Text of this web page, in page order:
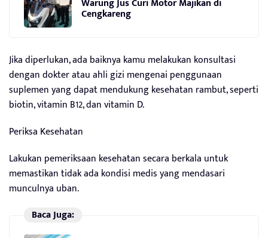
Cengkareng
Jika diperlukan, ada baiknya kamu melakukan konsultasi
dengan dokter atau ahli gizi mengenai penggunaan
suplemen yang dapat mendukung kesehatan rambut, seperti
biotin, vitamin B12, dan vitamin D.
Periksa Kesehatan
Lakukan pemeriksaan kesehatan secara berkala untuk
memastikan tidak ada kondisi medis yang mendasari
munculnya uban.
Baca Juga: